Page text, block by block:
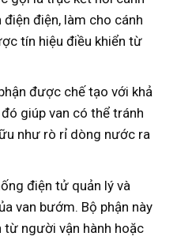
điện, làm cho cánh
tín hiệu điều khiển từ
được chế tạo với khả
giúp van có thể tránh
như rò rỉ dòng nước ra
điện tử quản lý và
van bướm. Bộ phận này
từ người vận hành hoặc